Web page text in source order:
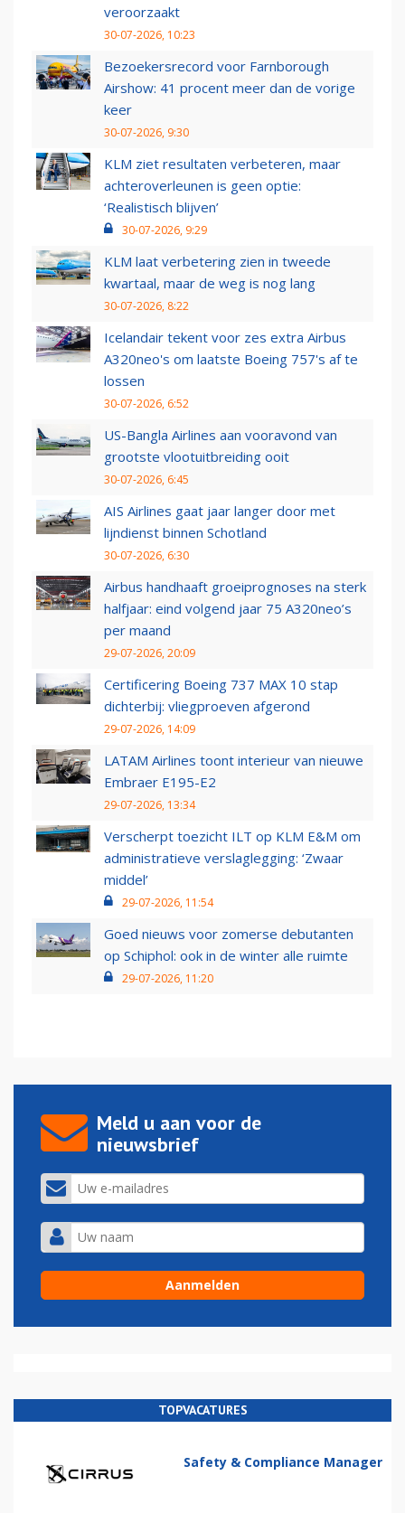
veroorzaakt
30-07-2026, 10:23
Bezoekersrecord voor Farnborough
Airshow: 41 procent meer dan de vorige
keer
30-07-2026, 9:30
KLM ziet resultaten verbeteren, maar
achteroverleunen is geen optie:
‘Realistisch blijven’
30-07-2026, 9:29
KLM laat verbetering zien in tweede
kwartaal, maar de weg is nog lang
30-07-2026, 8:22
Icelandair tekent voor zes extra Airbus
A320neo's om laatste Boeing 757's af te
lossen
30-07-2026, 6:52
US-Bangla Airlines aan vooravond van
grootste vlootuitbreiding ooit
30-07-2026, 6:45
AIS Airlines gaat jaar langer door met
lijndienst binnen Schotland
30-07-2026, 6:30
Airbus handhaaft groeiprognoses na sterk
halfjaar: eind volgend jaar 75 A320neo’s
per maand
29-07-2026, 20:09
Certificering Boeing 737 MAX 10 stap
dichterbij: vliegproeven afgerond
29-07-2026, 14:09
LATAM Airlines toont interieur van nieuwe
Embraer E195-E2
29-07-2026, 13:34
Verscherpt toezicht ILT op KLM E&M om
administratieve verslaglegging: ‘Zwaar
middel’
29-07-2026, 11:54
Goed nieuws voor zomerse debutanten
op Schiphol: ook in de winter alle ruimte
29-07-2026, 11:20
Meld u aan voor de
nieuwsbrief
TOPVACATURES
Safety & Compliance Manager